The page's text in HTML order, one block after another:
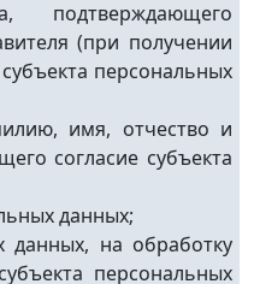
подтверждающего
(при получении
персональных
имя, отчество и
согласие субъекта
данных;
данных, на обработку
персональных